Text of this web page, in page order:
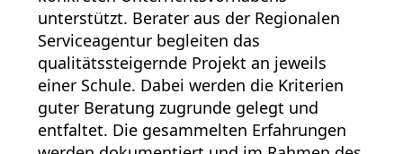
unterstützt. Berater aus der Regionalen
Serviceagentur begleiten das
qualitätssteigernde Projekt an jeweils
einer Schule. Dabei werden die Kriterien
guter Beratung zugrunde gelegt und
entfaltet. Die gesammelten Erfahrungen